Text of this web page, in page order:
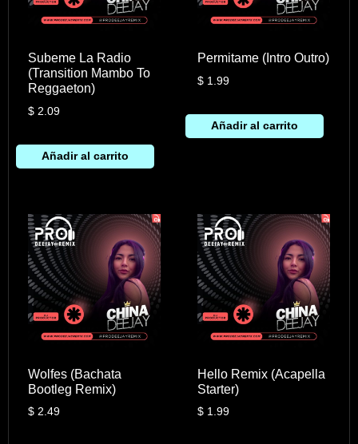
Subeme La Radio
(Transition Mambo To
Reggaeton)
$2.09
Añadir al carrito
Permitame (Intro Outro)
$ 1.99
Añadir al carrito
Wolfes (Bachata
Bootleg Remix)
$2.49
Hello Remix (Acapella
Starter)
$ 1.99